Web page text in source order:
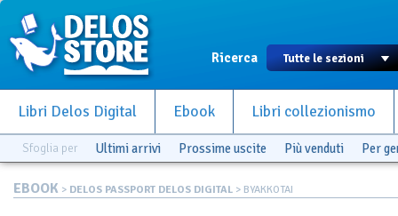
Ricerca
Libri Delos Digital Ebook Libri collezionismo
Sfoglia per Ultimi arrivi Prossime uscite Più venduti Per
EBOOK > DELOS PASSPORT DELOS DIGITAL > BYAKKOTAI